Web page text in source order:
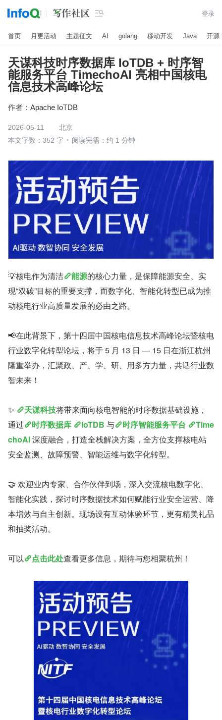
 登录
首页 月更活动 主题征文 AI golang 移动开发 Java 开源
天谋科技时序数据库 IoTDB + 时序智
能服务平台 TimechoAI 亮相中国核电
信息技术高峰论坛
作者： Apache IoTDB
2026-05-11
北京
本文字数：352 字
阅读完需：约 1 分钟
💡核电作为清洁 能源的核心力量，是保障能源安全、实
现“双碳”目标的重要支撑，而数字化、智能化转型已成为推
动核电行业高质量发展的必由之路。
📢在此背景下，第十四届中国核电信息技术高峰论坛暨核电
行业数字化转型论坛，将于 5 月 13 日 — 15 日在浙江杭州
隆重举办，汇聚政、产、学、研、用多方力量，共话行业数
智未来！
✨ 天谋科技将带来面向核电智能的时序数据基础设施，
通过
时序数据库 IoTDB 与 时序智能服务平台
Time
choAI 深度融合，打造全栈解决方案，全方位支撑核电站
安全监测、故障预警、智能运维与数字化转型。
🤝 欢迎业内专家、合作伙伴到场，深入交流核电数字化、
智能化实践，探讨时序数据技术如何赋能行业安全运营、降
本增效与自主创新。现场设有互动体验环节，更有精美礼品
和抽奖活动。
可以 点击此处查看更多信息，期待与您相聚杭州！